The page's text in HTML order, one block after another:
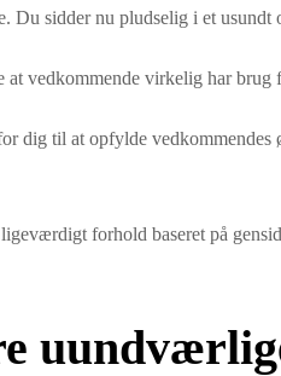
Du sidder nu pludselig i et
at vedkommende virkelig har
dig til at opfylde vedkommendes
forhold baseret på